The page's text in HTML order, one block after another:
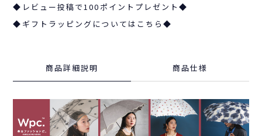
◆レビュー投稿で100ポイントプレゼント◆
◆ギフトラッピングについてはこちら◆
商品詳細説明 商品仕様